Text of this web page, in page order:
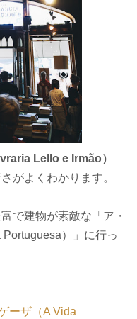
Lello e Irmão）
がよくわかります。
で建物が素敵な「ア・
）」に行っ
ーザ（A Vida